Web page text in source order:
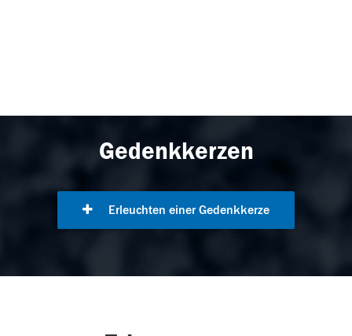
Gedenkkerzen
Erleuchten einer Gedenkkerze